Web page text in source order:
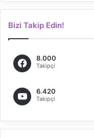
Bizi Takip Edin!
8.000
Takipçi
6.420
Takipçi